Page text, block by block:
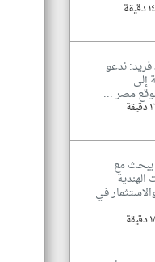
ندعو
إلى
مصر ...
مع
الهندية
في